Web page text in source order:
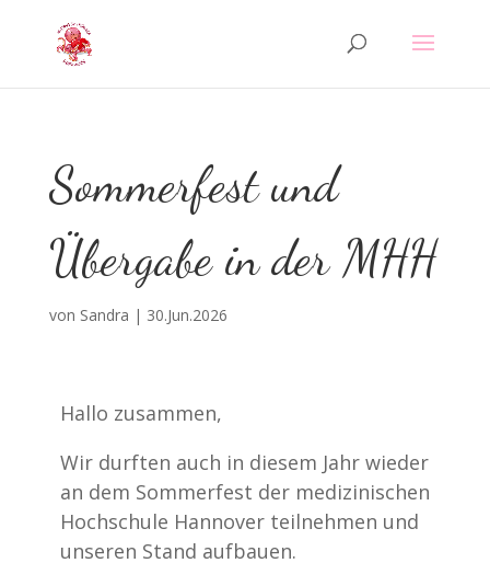
Sommerfest und
Übergabe in der MHH
von Sandra | 30.Jun.2026
Hallo zusammen,
Wir durften auch in diesem Jahr wieder
an dem Sommerfest der medizinischen
Hochschule Hannover teilnehmen und
unseren Stand aufbauen.